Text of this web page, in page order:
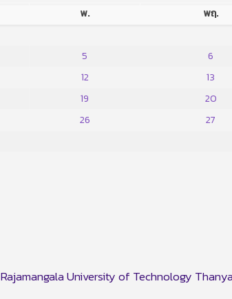
พ. พฤ.
5 6
12 13
19 20
26 27
Rajamangala University of Technology